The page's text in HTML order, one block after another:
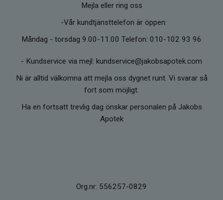
Mejla eller ring oss
-Vår kundtjänsttelefon är öppen:
Måndag - torsdag 9.00-11.00 Telefon: 010-102 93 96
- Kundservice via mejl: kundservice@jakobsapotek.com
Ni är alltid välkomna att mejla oss dygnet runt. Vi svarar så
fort som möjligt.
Ha en fortsatt trevlig dag önskar personalen på Jakobs
Apotek
Org.nr: 556257-0829